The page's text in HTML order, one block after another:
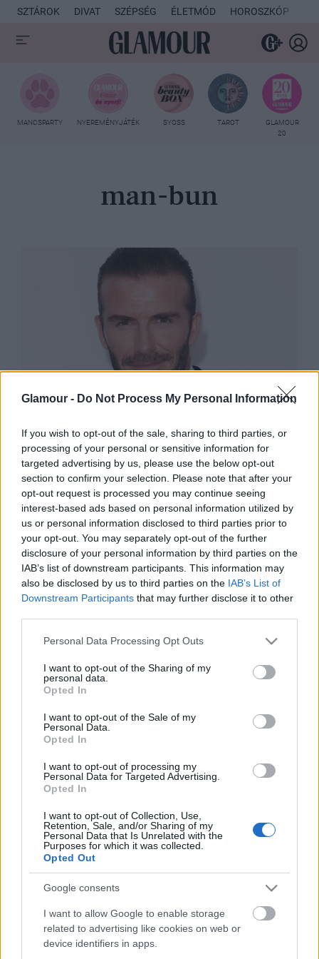
Glamour - Do Not Process My Personal Information
If you wish to opt-out of the sale, sharing to third parties, or
processing of your personal or sensitive information for
targeted advertising by us, please use the below opt-out
section to confirm your selection. Please note that after your
opt-out request is processed you may continue seeing
interest-based ads based on personal information utilized by
us or personal information disclosed to third parties prior to
your opt-out. You may separately opt-out of the further
disclosure of your personal information by third parties on the
IAB’s list of downstream participants. This information may
also be disclosed by us to third parties on the IAB’s List of
Downstream Participants that may further disclose it to other
Please note that this website/app uses one or more Google
not limited to your visit or usage behaviour. You may click to
grant or deny consent to Google and its third-party tags to
use your data for below specified purposes in below Google
consent section.
Personal Data Processing Opt Outs
I want to opt-out of the Sharing of my
personal data.
Opted In
I want to opt-out of the Sale of my
Personal Data.
Opted In
I want to opt-out of processing my
Personal Data for Targeted Advertising.
Opted In
I want to opt-out of Collection, Use,
Retention, Sale, and/or Sharing of my
Personal Data that Is Unrelated with the
Purposes for which it was collected.
Opted Out
Google consents
I want to allow Google to enable storage
related to advertising like cookies on web or
device identifiers in apps.
SZTÁROK DIVAT SZÉPSÉG ÉLETMÓD HOROSZKÓP
MANCSPARTY NYEREMÉNYJÁTÉK SYOSS TAROT
GLAMOUR
20
man-bun
szomorkás férfikontyot mutatott
SZTÁROK
Pasikonty: Justin Bieber most váltott
A MENŐ hajra
Archívum Impresszum
Adatkezelési tájékoztató
Felhasználási feltételek
Akadálymentesítési nyilatkozat
Süti beállítások